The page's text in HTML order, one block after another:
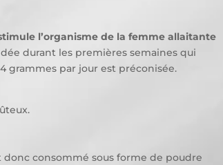
l’organisme de la femme allaitante
durant les premières semaines qui
grammes par jour est préconisée.
donc consommé sous forme de poudre